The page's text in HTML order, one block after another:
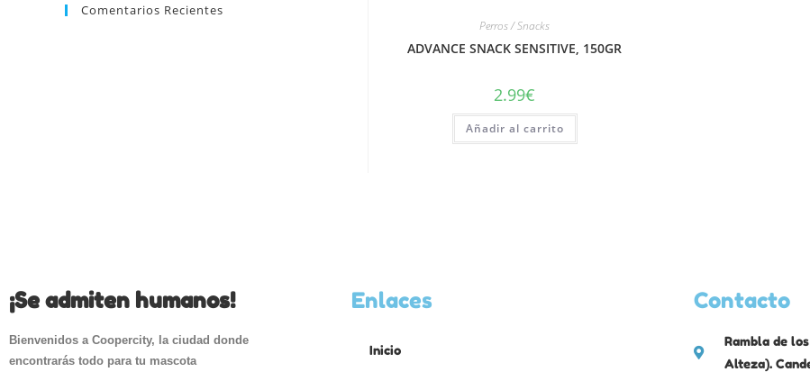
Perros / Snacks
ADVANCE SNACK SENSITIVE, 150GR
2.99€
Añadir al carrito
Comentarios Recientes
¡Se admiten humanos!
Bienvenidos a Coopercity, la ciudad donde
encontrarás todo para tu mascota
Enlaces
Inicio
Contacto
Rambla de
Alteza).